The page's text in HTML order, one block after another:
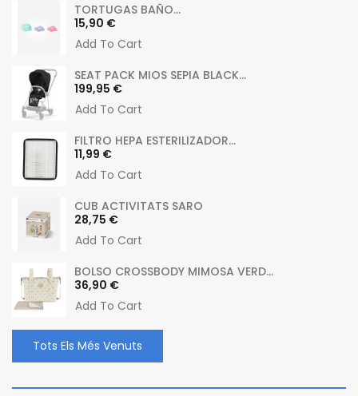
TORTUGAS BAÑO...
Preu
15,90 €
Add To Cart
SEAT PACK MIOS SEPIA BLACK...
Preu
199,95 €
Add To Cart
FILTRO HEPA ESTERILIZADOR...
Preu
11,99 €
Add To Cart
CUB ACTIVITATS SARO
Preu
28,75 €
Add To Cart
BOLSO CROSSBODY MIMOSA VERD...
Preu
36,90 €
Add To Cart
Tots Els Més Venuts